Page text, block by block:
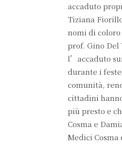
accaduto
Tiziana
nomi di
prof. Gino Del
l’accaduto
durante i
comunità,
cittadini
più presto e
Cosma e
Medici Cosma